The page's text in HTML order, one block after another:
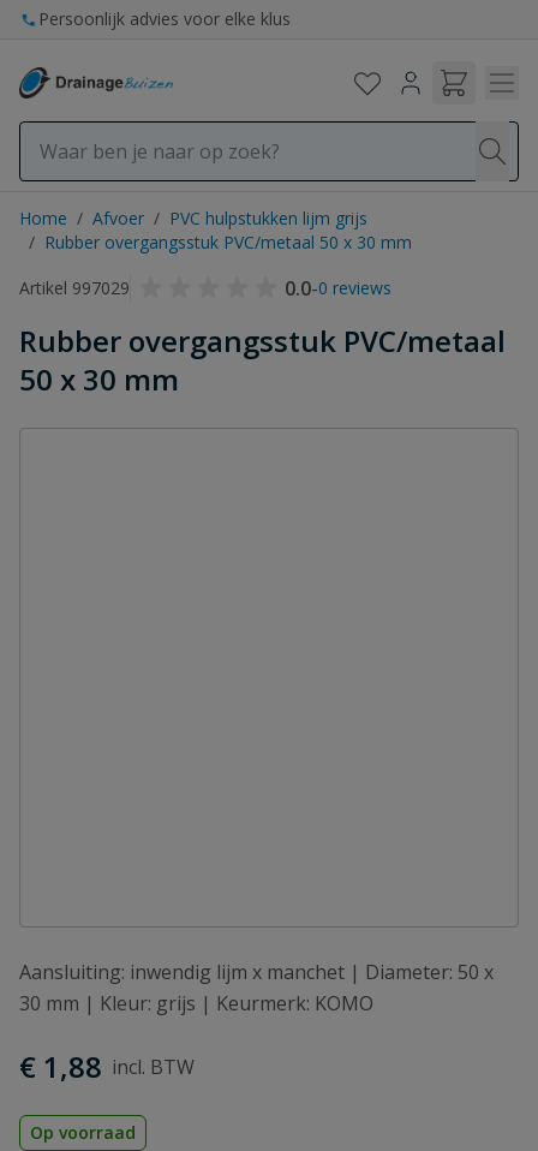
Ga naar de inhoud
Persoonlijk advies voor elke klus
Home / Afvoer / PVC hulpstukken lijm grijs
/ Rubber overgangsstuk PVC/metaal 50 x 30 mm
Artikel 997029
0.0-0 reviews
Rubber overgangsstuk PVC/metaal
50 x 30 mm
Aansluiting: inwendig lijm x manchet | Diameter: 50 x
30 mm | Kleur: grijs | Keurmerk: KOMO
€ 1,88
Op voorraad